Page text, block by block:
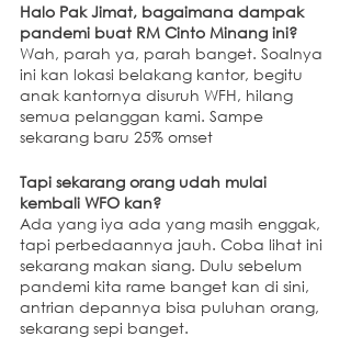
Halo Pak Jimat, bagaimana dampak
pandemi buat RM Cinto Minang ini?
Wah, parah ya, parah banget. Soalnya
ini kan lokasi belakang kantor, begitu
anak kantornya disuruh WFH, hilang
semua pelanggan kami. Sampe
sekarang baru 25% omset
Tapi sekarang orang udah mulai
kembali WFO kan?
Ada yang iya ada yang masih enggak,
tapi perbedaannya jauh. Coba lihat ini
sekarang makan siang. Dulu sebelum
pandemi kita rame banget kan di sini,
antrian depannya bisa puluhan orang,
sekarang sepi banget.